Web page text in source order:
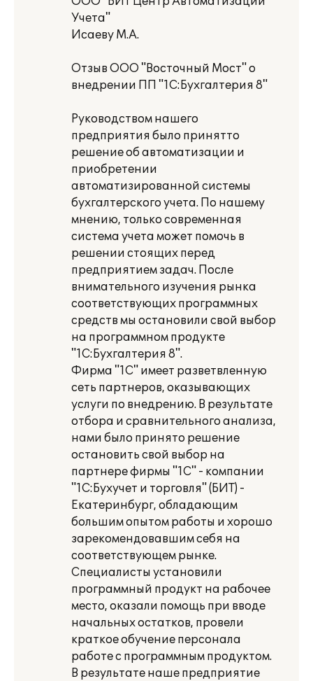
Учета"
Исаеву М.А.
Отзыв ООО "Восточный Мост" о
внедрении ПП "1С:Бухгалтерия 8"
Руководством нашего
предприятия было принятто
решение об автоматизации и
приобретении
автоматизированной системы
бухгалтерского учета. По нашему
мнению, только современная
система учета может помочь в
решении стоящих перед
предприятием задач. После
внимательного изучения рынка
соответствующих программных
средств мы остановили свой выбор
на программном продукте
"1С:Бухгалтерия 8".
Фирма "1С" имеет разветвленную
сеть партнеров, оказывающих
услуги по внедрению. В результате
отбора и сравнительного анализа,
нами было принято решение
остановить свой выбор на
партнере фирмы "1С" - компании
"1С:Бухучет и торговля" (БИТ) -
Екатеринбург, обладающим
большим опытом работы и хорошо
зарекомендовавшим себя на
соответствующем рынке.
Специалисты установили
программный продукт на рабочее
место, оказали помощь при вводе
начальных остатков, провели
краткое обучение персонала
работе с программным продуктом.
В результате наше предприятие